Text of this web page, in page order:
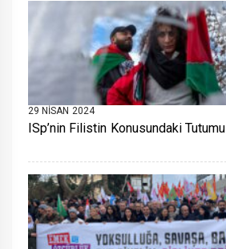
29 NISAN 2024
ISp’nin Filistin Konusundaki Tutumu